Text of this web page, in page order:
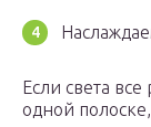
Если света
одной